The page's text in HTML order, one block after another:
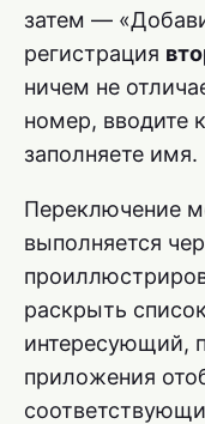
затем —
регистрация
ничем не
номер, вводите
заполняете имя.
Переключение
выполняется
раскрыть
интересующий,
приложения